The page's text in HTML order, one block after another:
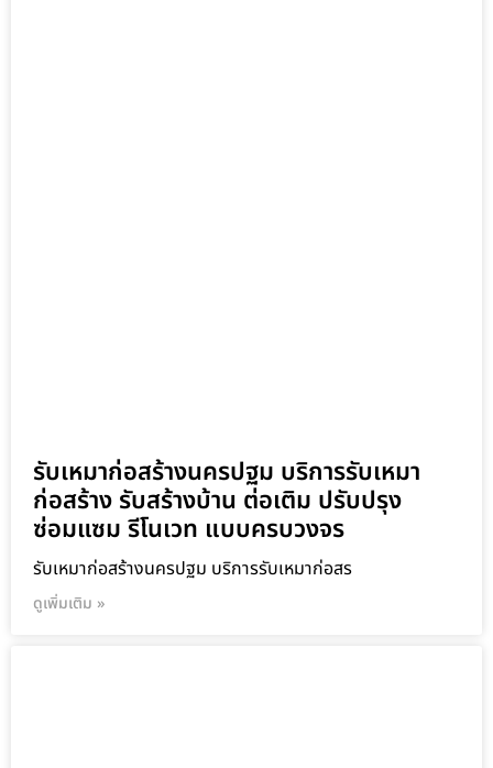
รับเหมาก่อสร้างนครปฐม บริการรับเหมา
ก่อสร้าง รับสร้างบ้าน ต่อเติม ปรับปรุง
ซ่อมแซม รีโนเวท แบบครบวงจร
รับเหมาก่อสร้างนครปฐม บริการรับเหมาก่อสร
ดูเพิ่มเติม »